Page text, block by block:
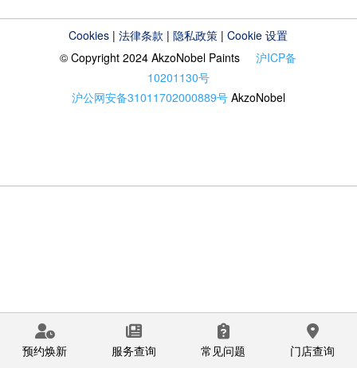
Cookies |法律条款 |隐私政策 |Cookie 设置
© Copyright 2024 AkzoNobel Paints沪ICP备
10201130号
沪公网安备31011702000889号 AkzoNobel
预约焕新 服务查询 常见问题 门店查询